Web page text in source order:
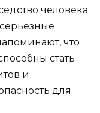
человека
что
стать
и
для